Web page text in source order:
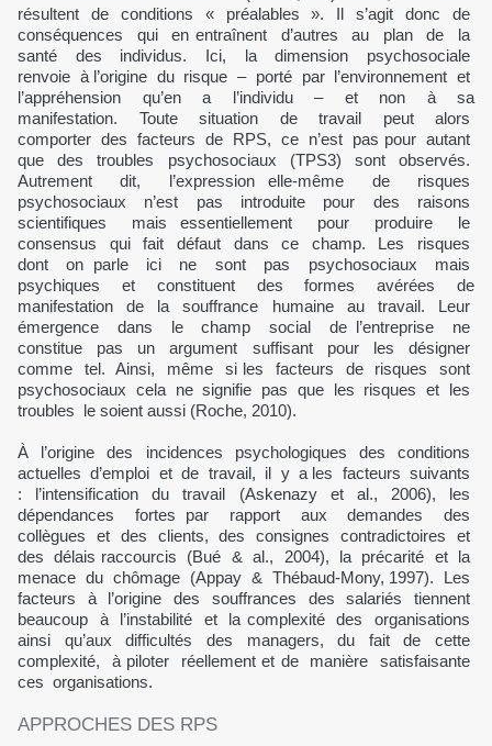
résultent de conditions « préalables ». Il s’agit donc de
conséquences qui en entraînent d’autres au plan de la
santé des individus. Ici, la dimension psychosociale
renvoie à l’origine du risque – porté par l’environnement et
l’appréhension qu’en a l’individu – et non à sa
manifestation. Toute situation de travail peut alors
comporter des facteurs de RPS, ce n’est pas pour autant
que des troubles psychosociaux (TPS3) sont observés.
Autrement dit, l’expression elle-même de risques
psychosociaux n’est pas introduite pour des raisons
scientifiques mais essentiellement pour produire le
consensus qui fait défaut dans ce champ. Les risques
dont on parle ici ne sont pas psychosociaux mais
psychiques et constituent des formes avérées de
manifestation de la souffrance humaine au travail. Leur
émergence dans le champ social de l’entreprise ne
constitue pas un argument suffisant pour les désigner
comme tel. Ainsi, même si les facteurs de risques sont
psychosociaux cela ne signifie pas que les risques et les
troubles le soient aussi (Roche, 2010).
À l’origine des incidences psychologiques des conditions
actuelles d’emploi et de travail, il y a les facteurs suivants
: l’intensification du travail (Askenazy et al., 2006), les
dépendances fortes par rapport aux demandes des
collègues et des clients, des consignes contradictoires et
des délais raccourcis (Bué & al., 2004), la précarité et la
menace du chômage (Appay & Thébaud-Mony, 1997). Les
facteurs à l’origine des souffrances des salariés tiennent
beaucoup à l’instabilité et la complexité des organisations
ainsi qu’aux difficultés des managers, du fait de cette
complexité, à piloter réellement et de manière satisfaisante
ces organisations.
APPROCHES DES RPS